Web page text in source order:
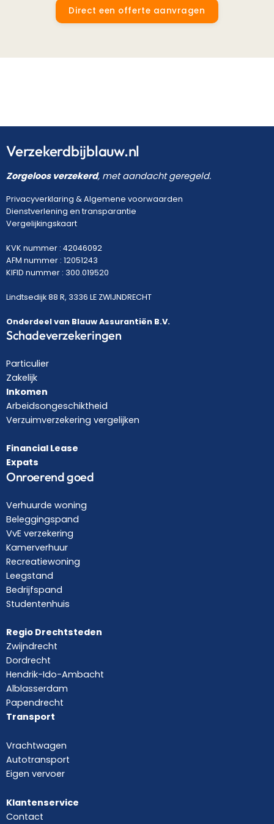
Direct een offerte aanvragen
Verzekerdbijblauw.nl
Zorgeloos verzekerd, met aandacht geregeld.
Privacyverklaring &Algemene voorwaarden
Dienstverlening en transparantie
Vergelijkingskaart
KVK nummer : 42046092
AFM nummer : 12051243
KIFID nummer : 300.019520
Lindtsedijk 88 R, 3336 LE ZWIJNDRECHT
Onderdeel van Blauw Assurantiën B.V.
Schadeverzekeringen
Particulier
Zakelijk
Inkomen
Arbeidsongeschiktheid
Verzuimverzekering vergelijken
Financial Lease
Expats
Onroerend goed
Verhuurde woning
Beleggingspand
VvE verzekering
Kamerverhuur
Recreatiewoning
Leegstand
Bedrijfspand
Studentenhuis
Regio Drechtsteden
Zwijndrecht
Dordrecht
Hendrik-Ido-Ambacht
Alblasserdam
Papendrecht
Transport
Vrachtwagen
Autotransport
Eigen vervoer
Klantenservice
Contact